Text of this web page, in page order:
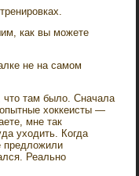
как вы можете
не на самом
там было. Сначала
хоккеисты —
мне так
уходить. Когда
предложили
Реально